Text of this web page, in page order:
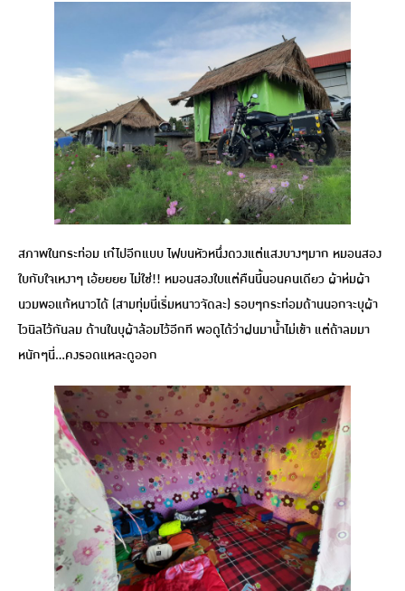
สภาพในกระท่อม เก๋ไปอีกแบบ ไฟบนหัวหนึ่งดวงแต่แสงบางๆมาก หมอนสอง
ใบกับใจเหงาๆ เอ้ยยยย ไม่ใช่!! หมอนสองใบแต่คืนนี้นอนคนเดียว ผ้าห่มผ้า
นวมพอแก้หนาวได้ (สามทุ่มนี่เริ่มหนาวจัดละ) รอบๆกระท่อมด้านนอกจะบุผ้า
ไวนิลไว้กันลม ด้านในบุผ้าล้อมไว้อีกที พอดูได้ว่าฝนมาน้ำไม่เข้า แต่ถ้าลมมา
หนักๆนี่…คงรอดแหละดูออก